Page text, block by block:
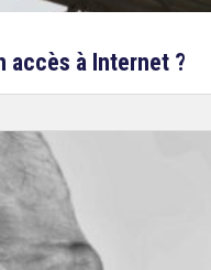
accès à Internet ?